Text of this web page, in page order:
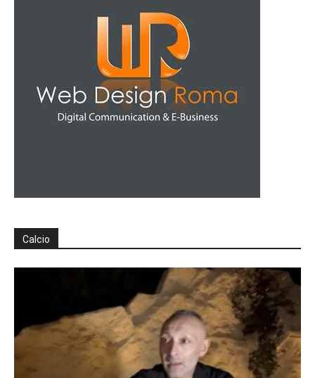
Calcio